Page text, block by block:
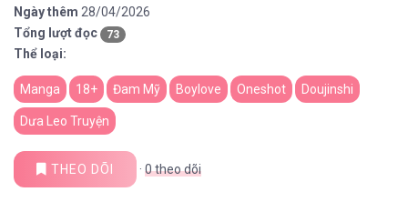
Ngày thêm 28/04/2026
Tổng lượt đọc
73
Thể loại:
Manga 18+ Đam Mỹ Boylove Oneshot Doujinshi
Dưa Leo Truyện
THEO DÕI · 0theo dõi